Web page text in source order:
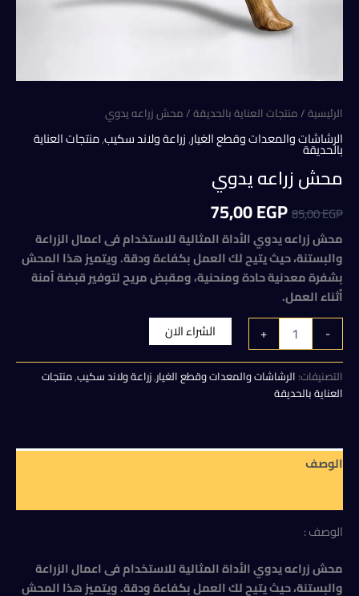
الرئيسية/منتجات العناية بالحديقة/ محش زراعه يدوي
الرشاشات والمعدات وقطع الغيار,زراعة ولاند سكيب,منتجات العناية
بالحديقة
محش زراعه يدوي
85,00EGP
السعر
الأصلي
هو:
85,00 EGP.
75,00EGP
الحالي
هو:
محش زراعه يدوي الأداة المثالية للاستخدام فى اعمال الزراعة
والبستنة، حيث يتيح لك العمل بكفاءة ودقة. ويتميز هذا المحش
بشفرة معدنية حادة ومنحنية، ومقبض مريح لتوفير قبضة آمنة
أثناء العمل.
-
كمية
محش
زراعه
يدوي
+ الشراء الان
التصنيفات: الرشاشات والمعدات وقطع الغيار,زراعة ولاند سكيب,منتجات
العناية بالحديقة
الوصف
الوصف :
محش زراعه يدوي الأداة المثالية للاستخدام فى اعمال الزراعة
والبستنة، حيث يتيح لك العمل بكفاءة ودقة. ويتميز هذا المحش